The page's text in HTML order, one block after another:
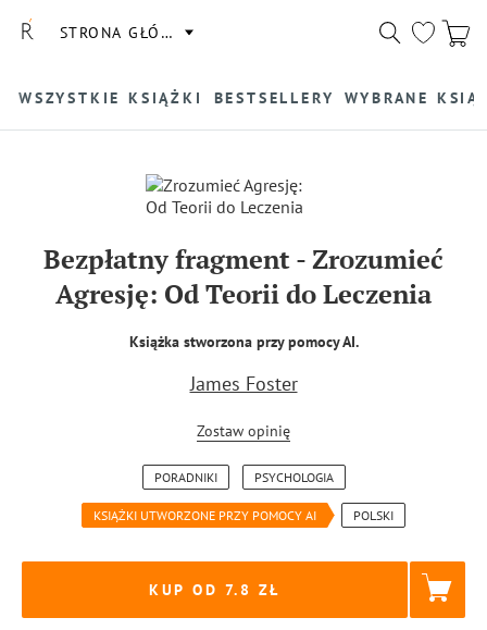
STRONA GŁÓWNA
WSZYSTKIE KSIĄŻKI BESTSELLERY WYBRANE
Bezpłatny fragment-Zrozumieć
Agresję: Od Teorii do Leczenia
Książka stworzona przy pomocy AI.
James Foster
Zostaw opinię
PORADNIKI PSYCHOLOGIA
KSIĄŻKI UTWORZONE PRZY POMOCY AI POLSKI
KUP OD 7.8